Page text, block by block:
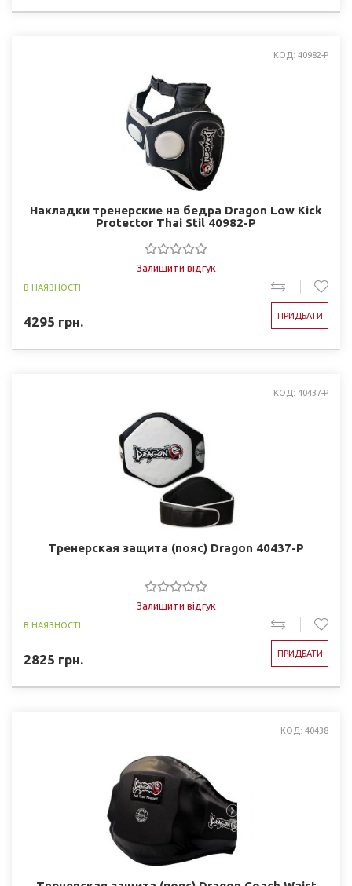
КОД: 40982-P
Накладки тренерские на бедра Dragon Low Kick
Protector Thai Stil 40982-P
Залишити відгук
В НАЯВНОСТІ
4295 грн. ПРИДБАТИ
КОД: 40437-P
Тренерская защита (пояс) Dragon 40437-P
Залишити відгук
В НАЯВНОСТІ
2825 грн. ПРИДБАТИ
КОД: 40438